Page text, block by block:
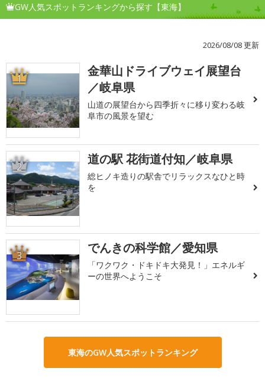
GW人気スポットランキングから探す【東海】
2026/08/08 更新
1
金華山ドライブウェイ展望台
／岐阜県
山道の展望台から四季折々に移り変わる岐
阜市の風景を望む
2 道の駅 花街道付知／岐阜県
総ヒノキ造りの駅舎でリラックスなひと時
を
3 でんきの科学館／愛知県
「ワクワク・ドキドキ大発見！」エネルギ
ーの世界へようこそ
東海のGW人気スポットランキング